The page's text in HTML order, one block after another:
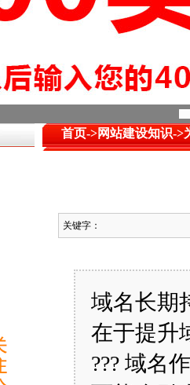
首页->网站建设知识->
关键字：
域名长期
在于提升
??? 域名